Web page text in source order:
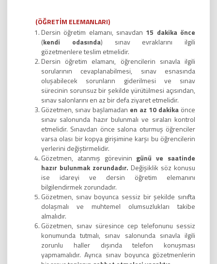
(ÖĞRETİM ELEMANLARI)
Dersin öğretim elamanı, sınavdan 15 dakika önce
(kendi odasında) sınav evraklarını ilgili
gözetmenlere teslim etmelidir.
Dersin öğretim elamanı, öğrencilerin sınavla ilgili
sorularının cevaplanabilmesi, sınav esnasında
oluşabilecek sorunların giderilmesi ve sınav
sürecinin sorunsuz bir şekilde yürütülmesi açısından,
sınav salonlarını en az bir defa ziyaret etmelidir.
Gözetmen, sınav başlamadan en az 10 dakika önce
sınav salonunda hazır bulunmalı ve sıraları kontrol
etmelidir. Sınavdan önce salona oturmuş öğrenciler
varsa olası bir kopya girişimine karşı bu öğrencilerin
yerlerini değiştirmelidir.
Gözetmen, atanmış görevinin günü ve saatinde
hazır bulunmak zorundadır. Değişiklik söz konusu
ise idareyi ve dersin öğretim elemanını
bilgilendirmek zorundadır.
Gözetmen, sınav boyunca sessiz bir şekilde sınıfta
dolaşmalı ve muhtemel olumsuzlukları takibe
almalıdır.
Gözetmen, sınav süresince cep telefonunu sessiz
konumunda tutmalı, sınav salonunda sınavla ilgili
zorunlu haller dışında telefon konuşması
yapmamalıdır. Ayrıca sınav boyunca gözetmenlerin